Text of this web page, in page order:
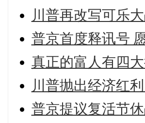
川普再改写可乐
普京首度释讯号
真正的富人有四
川普抛出经济红
普京提议复活节